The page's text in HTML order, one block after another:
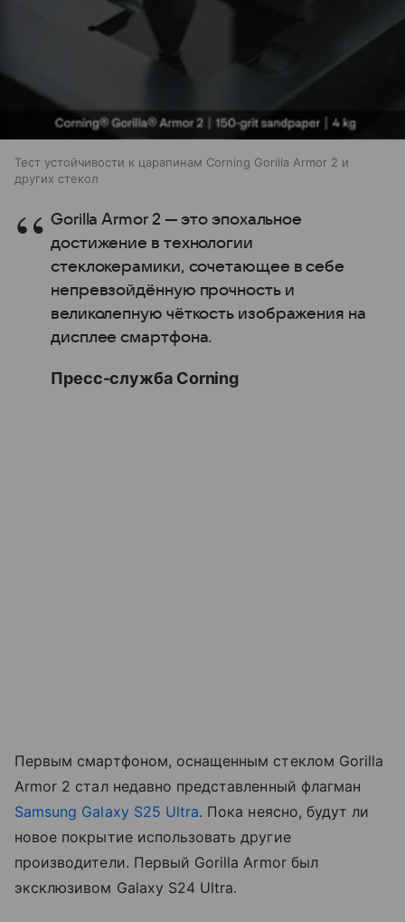
Тест устойчивости к царапинам Corning Gorilla Armor 2 и
других стекол
Gorilla Armor 2 — это эпохальное
достижение в технологии
стеклокерамики, сочетающее в себе
непревзойдённую прочность и
великолепную чёткость изображения на
дисплее смартфона.
Пресс-служба Corning
Первым смартфоном, оснащенным стеклом Gorilla
Armor 2 стал недавно представленный флагман
Samsung Galaxy S25 Ultra. Пока неясно, будут ли
новое покрытие использовать другие
производители. Первый Gorilla Armor был
эксклюзивом Galaxy S24 Ultra.